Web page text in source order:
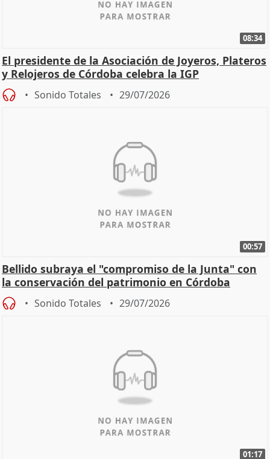
08:34
El presidente de la Asociación de Joyeros, Plateros
y Relojeros de Córdoba celebra la IGP
Sonido Totales 29/07/2026
00:57
Bellido subraya el "compromiso de la Junta" con
la conservación del patrimonio en Córdoba
Sonido Totales 29/07/2026
01:17